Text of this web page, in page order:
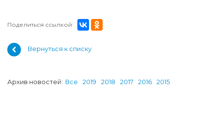
Поделиться ссылкой:
Вернуться к списку
Архив новостей: Все 2019 2018 2017 2016 2015